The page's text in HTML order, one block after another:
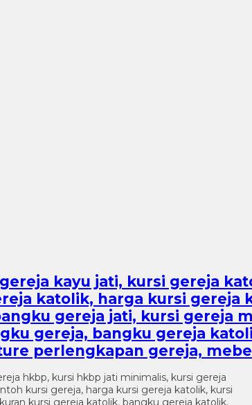
kayu jati, kursi gereja
katolik, harga kursi gereja
gereja jati, kursi gereja
gereja, bangku gereja
perlengkapan gereja,